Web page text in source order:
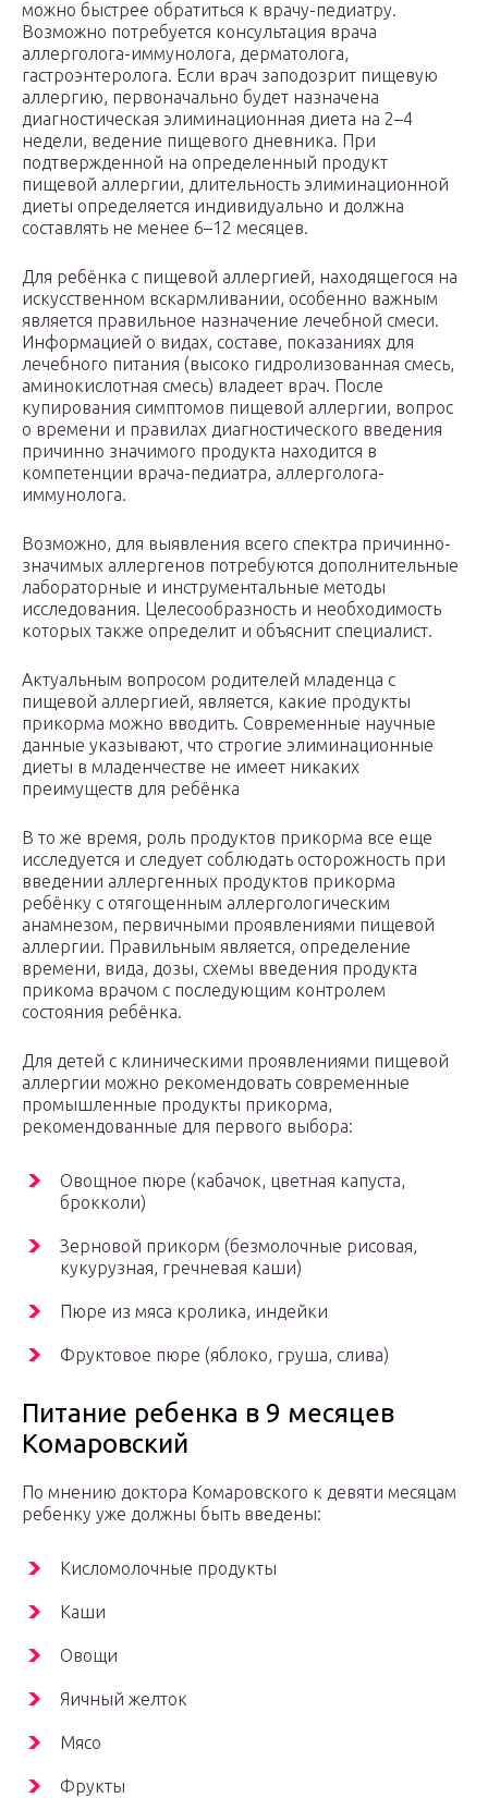
можно быстрее обратиться к врачу-педиатру.
Возможно потребуется консультация врача
аллерголога-иммунолога, дерматолога,
гастроэнтеролога. Если врач заподозрит пищевую
аллергию, первоначально будет назначена
диагностическая элиминационная диета на 2–4
недели, ведение пищевого дневника. При
подтвержденной на определенный продукт
пищевой аллергии, длительность элиминационной
диеты определяется индивидуально и должна
составлять не менее 6–12 месяцев.
Для ребёнка с пищевой аллергией, находящегося на
искусственном вскармливании, особенно важным
является правильное назначение лечебной смеси.
Информацией о видах, составе, показаниях для
лечебного питания (высоко гидролизованная смесь,
аминокислотная смесь) владеет врач. После
купирования симптомов пищевой аллергии, вопрос
о времени и правилах диагностического введения
причинно значимого продукта находится в
компетенции врача-педиатра, аллерголога-
иммунолога.
Возможно, для выявления всего спектра причинно-
значимых аллергенов потребуются дополнительные
лабораторные и инструментальные методы
исследования. Целесообразность и необходимость
которых также определит и объяснит специалист.
Актуальным вопросом родителей младенца с
пищевой аллергией, является, какие продукты
прикорма можно вводить. Современные научные
данные указывают, что строгие элиминационные
диеты в младенчестве не имеет никаких
преимуществ для ребёнка
В то же время, роль продуктов прикорма все еще
исследуется и следует соблюдать осторожность при
введении аллергенных продуктов прикорма
ребёнку с отягощенным аллергологическим
анамнезом, первичными проявлениями пищевой
аллергии. Правильным является, определение
времени, вида, дозы, схемы введения продукта
прикома врачом с последующим контролем
состояния ребёнка.
Для детей с клиническими проявлениями пищевой
аллергии можно рекомендовать современные
промышленные продукты прикорма,
рекомендованные для первого выбора:
Овощное пюре (кабачок, цветная капуста,
брокколи)
Зерновой прикорм (безмолочные рисовая,
кукурузная, гречневая каши)
Пюре из мяса кролика, индейки
Фруктовое пюре (яблоко, груша, слива)
Питание ребенка в 9 месяцев
Комаровский
По мнению доктора Комаровского к девяти месяцам
ребенку уже должны быть введены:
Кисломолочные продукты
Каши
Овощи
Яичный желток
Мясо
Фрукты